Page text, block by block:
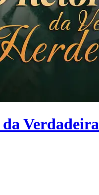
Verdadeira